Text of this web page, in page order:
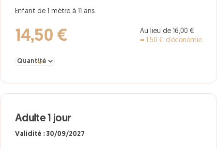
Enfant de 1 mètre à 11 ans.
14,50 €
Au lieu de 16,00 €
= 1,50 € d’économie
Sélectionner la quantité pour Enfant 1 jour
Adulte 1 jour
Validité : 30/09/2027